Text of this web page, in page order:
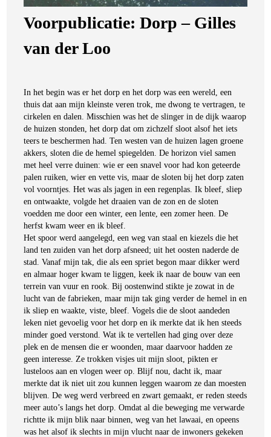
Voorpublicatie: Dorp – Gilles
van der Loo
In het begin was er het dorp en het dorp was een wereld, een
thuis dat aan mijn kleinste veren trok, me dwong te vertragen, te
cirkelen en dalen. Misschien was het de slinger in de dijk waarop
de huizen stonden, het dorp dat om zichzelf sloot alsof het iets
teers te beschermen had. Ten westen van de huizen lagen groene
akkers, sloten die de hemel spiegelden. De horizon viel samen
met heel verre duinen: wie er een snavel voor had kon geteerde
palen ruiken, wier en vette vis, maar de sloten bij het dorp zaten
vol voorntjes. Het was als jagen in een regenplas. Ik bleef, sliep
en ontwaakte, volgde het draaien van de zon en de sloten
voedden me door een winter, een lente, een zomer heen. De
herfst kwam weer en ik bleef.
Het spoor werd aangelegd, een weg van staal en kiezels die het
land ten zuiden van het dorp afsneed; uit het oosten naderde de
stad. Vanaf mijn tak, die als een spriet begon maar dikker werd
en almaar hoger kwam te liggen, keek ik naar de bouw van een
terrein van vuur en rook. Bij oostenwind stikte je zowat in de
lucht van de fabrieken, maar mijn tak ging verder de hemel in en
ik sliep en waakte, viste, bleef. Vogels die de sloot aandeden
leken niet gevoelig voor het dorp en ik merkte dat ik hen steeds
minder goed verstond. Wat ik te vertellen had ging over deze
plek en de mensen die er woonden, maar daarvoor hadden ze
geen interesse. Ze trokken visjes uit mijn sloot, pikten er
lusteloos aan en vlogen weer op. Blijf nou, dacht ik, maar
merkte dat ik niet uit zou kunnen leggen waarom ze dan moesten
blijven. De weg werd verbreed en zwart gemaakt, er reden steeds
meer auto’s langs het dorp. Omdat al die beweging me verwarde
richtte ik mijn blik naar binnen, weg van het lawaai, en opeens
was het alsof ik slechts in mijn vlucht naar de inwoners gekeken